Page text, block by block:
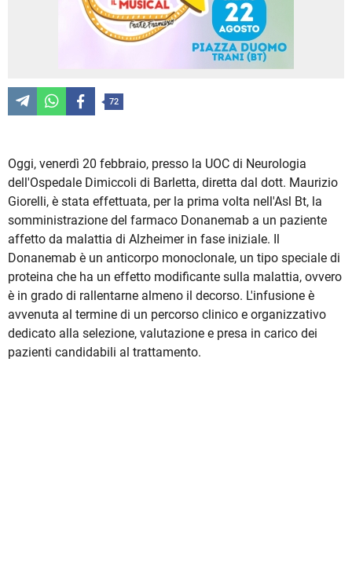
72
Oggi, venerdì 20 febbraio, presso la UOC di Neurologia
dell'Ospedale Dimiccoli di Barletta, diretta dal dott. Maurizio
Giorelli, è stata effettuata, per la prima volta nell'Asl Bt, la
somministrazione del farmaco Donanemab a un paziente
affetto da malattia di Alzheimer in fase iniziale. Il
Donanemab è un anticorpo monoclonale, un tipo speciale di
proteina che ha un effetto modificante sulla malattia, ovvero
è in grado di rallentarne almeno il decorso. L'infusione è
avvenuta al termine di un percorso clinico e organizzativo
dedicato alla selezione, valutazione e presa in carico dei
pazienti candidabili al trattamento.